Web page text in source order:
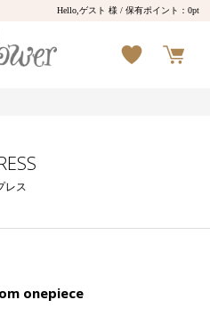
Hello,ゲスト 様 / 保有ポイント：0pt
レス
onepiece